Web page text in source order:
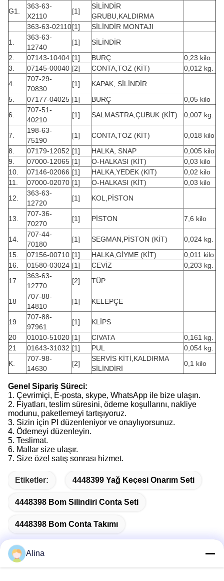
G1.
363-63-
X2110
[1]
SİLİNDİR
GRUBU,KALDIRMA
363-63-02110[1]
SİLİNDİR MONTAJI
1.
363-63-
12740
[1]
SİLİNDİR
2.
07143-10404 [1] BURÇ
0,23 kilo
3.
07145-00040 [2] CONTA,TOZ (KİT)
0,012 kg.
4.
707-29-
70830
[1]
KAPAK, SİLİNDİR
5.
07177-04025 [1] BURÇ
0,05 kilo
6.
707-51-
40210
[1] SALMASTRA,ÇUBUK (KİT) 0,007 kg.
7.
198-63-
75190
[1] CONTA,TOZ (KİT)
0,018 kilo
8.
07179-12052 [1] HALKA, SNAP
0,005 kilo
9.
07000-12065 [1] O-HALKASI (KİT)
0,03 kilo
10.
07146-02066 [1] HALKA,YEDEK (KIT)
0,02 kilo
11.
07000-02070 [1] O-HALKASI (KİT)
0,03 kilo
12.
363-63-
12720
[1] KOL,PİSTON
13.
707-36-
70270
[1] PİSTON 7,6 kilo
14.
707-44-
70180
[1] SEGMAN,PİSTON (KİT)
0,024 kg.
15.
07156-00710 [1] HALKA,GİYME (KİT)
0,011 kilo
16.
01580-03024 [1] CEVİZ
0,203 kg.
17
363-63-
12770
[2] TÜP
18
707-88-
14810
[1] KELEPÇE
19
707-88-
97961
[1]
KLİPS
20
01010-51020 [1] CIVATA
0,161 kg.
21
01643-31032 [1] PUL
0,054 kg.
K.
707-98-
14630
[2]
SERVİS KİTİ,KALDIRMA
SİLİNDİRİ
0,1 kilo
Genel Sipariş Süreci:
1. Çevrimiçi, E-posta, skype, WhatsApp ile bize ulaşın.
2. Fiyatları, teslim süresini, ödeme koşullarını, nakliye
modunu, paketlemeyi tartışıyoruz.
3. Sizin için PI düzenleniyor ve onaylıyorsunuz.
4. Ödemeyi düzenleyin.
5. Teslimat.
6. Mallar size ulaşır.
7. Size özel satış sonrası hizmet.
Etiketler: 4448399 Yağ Keçesi Onarım Seti
4448398 Bom Silindiri Conta Seti
4448398 Bom Conta Takımı
Alina